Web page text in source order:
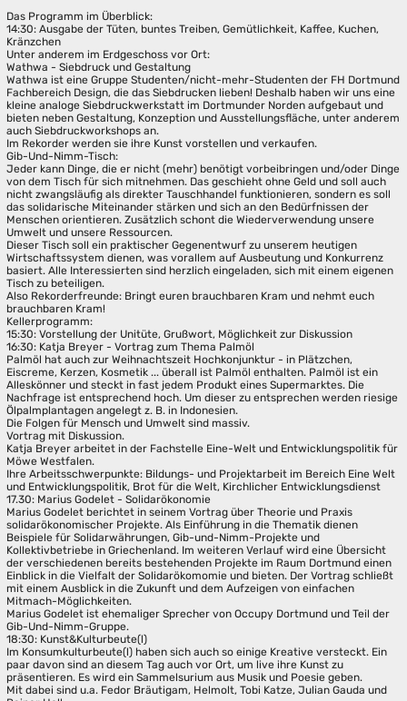
Das Programm im Überblick:
14:30: Ausgabe der Tüten, buntes Treiben, Gemütlichkeit, Kaffee, Kuchen,
Kränzchen
Unter anderem im Erdgeschoss vor Ort:
Wathwa - Siebdruck und Gestaltung
Wathwa ist eine Gruppe Studenten/nicht-mehr-Studenten der FH Dortmund
Fachbereich Design, die das Siebdrucken lieben! Deshalb haben wir uns eine
kleine analoge Siebdruckwerkstatt im Dortmunder Norden aufgebaut und
bieten neben Gestaltung, Konzeption und Ausstellungsfläche, unter anderem
auch Siebdruckworkshops an.
Im Rekorder werden sie ihre Kunst vorstellen und verkaufen.
Gib-Und-Nimm-Tisch:
Jeder kann Dinge, die er nicht (mehr) benötigt vorbeibringen und/oder Dinge
von dem Tisch für sich mitnehmen. Das geschieht ohne Geld und soll auch
nicht zwangsläufig als direkter Tauschhandel funktionieren, sondern es soll
das solidarische Miteinander stärken und sich an den Bedürfnissen der
Menschen orientieren. Zusätzlich schont die Wiederverwendung unsere
Umwelt und unsere Ressourcen.
Dieser Tisch soll ein praktischer Gegenentwurf zu unserem heutigen
Wirtschaftssystem dienen, was vorallem auf Ausbeutung und Konkurrenz
basiert. Alle Interessierten sind herzlich eingeladen, sich mit einem eigenen
Tisch zu beteiligen.
Also Rekorderfreunde: Bringt euren brauchbaren Kram und nehmt euch
brauchbaren Kram!
Kellerprogramm:
15:30: Vorstellung der Unitüte, Grußwort, Möglichkeit zur Diskussion
16:30: Katja Breyer - Vortrag zum Thema Palmöl
Palmöl hat auch zur Weihnachtszeit Hochkonjunktur - in Plätzchen,
Eiscreme, Kerzen, Kosmetik ... überall ist Palmöl enthalten. Palmöl ist ein
Alleskönner und steckt in fast jedem Produkt eines Supermarktes. Die
Nachfrage ist entsprechend hoch. Um dieser zu entsprechen werden riesige
Ölpalmplantagen angelegt z. B. in Indonesien.
Die Folgen für Mensch und Umwelt sind massiv.
Vortrag mit Diskussion.
Katja Breyer arbeitet in der Fachstelle Eine-Welt und Entwicklungspolitik für
Möwe Westfalen.
Ihre Arbeitsschwerpunkte: Bildungs- und Projektarbeit im Bereich Eine Welt
und Entwicklungspolitik, Brot für die Welt, Kirchlicher Entwicklungsdienst
17.30: Marius Godelet - Solidarökonomie
Marius Godelet berichtet in seinem Vortrag über Theorie und Praxis
solidarökonomischer Projekte. Als Einführung in die Thematik dienen
Beispiele für Solidarwährungen, Gib-und-Nimm-Projekte und
Kollektivbetriebe in Griechenland. Im weiteren Verlauf wird eine Übersicht
der verschiedenen bereits bestehenden Projekte im Raum Dortmund einen
Einblick in die Vielfalt der Solidarökomomie und bieten. Der Vortrag schließt
mit einem Ausblick in die Zukunft und dem Aufzeigen von einfachen
Mitmach-Möglichkeiten.
Marius Godelet ist ehemaliger Sprecher von Occupy Dortmund und Teil der
Gib-Und-Nimm-Gruppe.
18:30: Kunst&Kulturbeute(l)
Im Konsumkulturbeute(l) haben sich auch so einige Kreative versteckt. Ein
paar davon sind an diesem Tag auch vor Ort, um live ihre Kunst zu
präsentieren. Es wird ein Sammelsurium aus Musik und Poesie geben.
Mit dabei sind u.a. Fedor Bräutigam, Helmolt, Tobi Katze, Julian Gauda und